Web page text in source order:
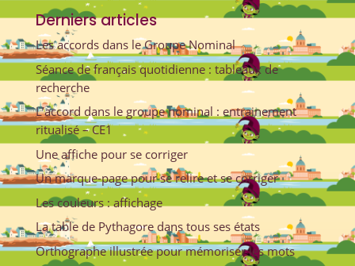
Derniers articles
Les accords dans le Groupe Nominal
Séance de français quotidienne : tableaux de
recherche
L’accord dans le groupe nominal : entrainement
ritualisé – CE1
Une affiche pour se corriger
Un marque-page pour se relire et se corriger
Les couleurs : affichage
La table de Pythagore dans tous ses états
Orthographe illustrée pour mémoriser les mots